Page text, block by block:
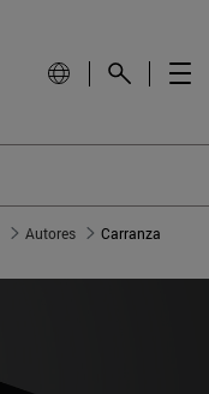
Autores Carranza